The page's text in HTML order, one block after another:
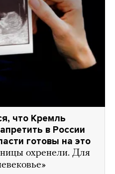
что Кремль
в России
готовы на это
охренели. Для